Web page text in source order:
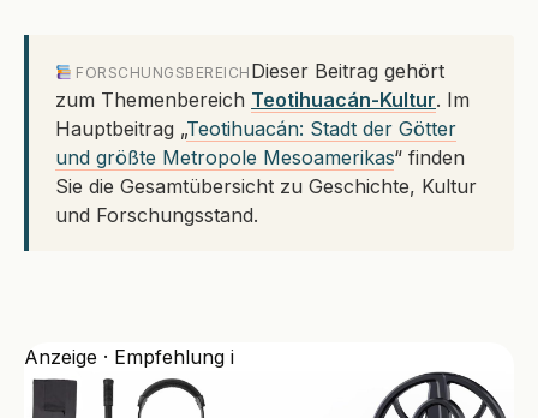
FORSCHUNGSBEREICH Dieser Beitrag gehört
zum Themenbereich Teotihuacán-Kultur. Im
Hauptbeitrag „Teotihuacán: Stadt der Götter
und größte Metropole Mesoamerikas“ finden
Sie die Gesamtübersicht zu Geschichte, Kultur
und Forschungsstand.
Anzeige · Empfehlung i